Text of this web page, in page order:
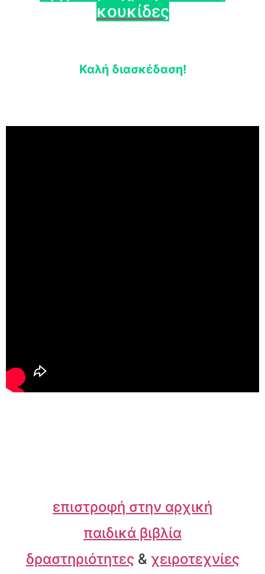
κουκίδες
Καλή διασκέδαση!
επιστροφή στην αρχική
παιδικά βιβλία
δραστηριότητες & χειροτεχνίες